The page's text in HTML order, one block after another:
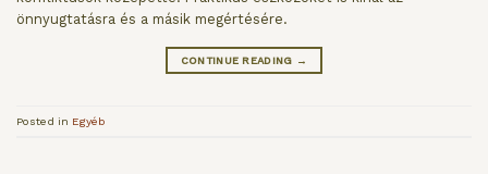
önnyugtatásra és a másik megértésére.
CONTINUE READING →
Posted in Egyéb